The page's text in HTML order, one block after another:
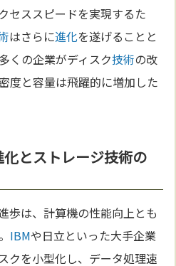
セススピードを実現するた
はさらに進化を遂げることと
くの企業がディスク技術の改
度と容量は飛躍的に増加した
とストレージ技術の
歩は、計算機の性能向上とも
IBMや日立といった大手企業
クを小型化し、データ処理速